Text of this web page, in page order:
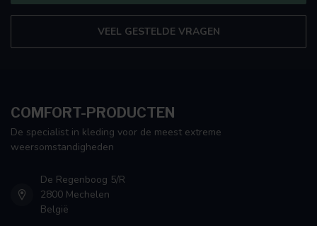
VEEL GESTELDE VRAGEN
COMFORT-PRODUCTEN
De specialist in kleding voor de meest extreme
weersomstandigheden
De Regenboog 5/R
2800 Mechelen
België